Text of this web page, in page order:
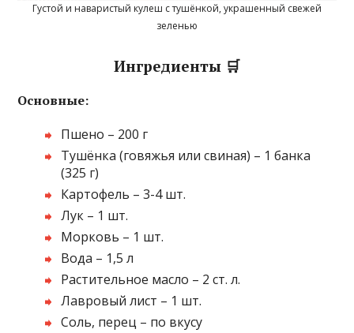
Густой и наваристый кулеш с тушёнкой, украшенный свежей
зеленью
Ингредиенты 🛒
Основные:
Пшено – 200 г
Тушёнка (говяжья или свиная) – 1 банка
(325 г)
Картофель – 3-4 шт.
Лук – 1 шт.
Морковь – 1 шт.
Вода – 1,5 л
Растительное масло – 2 ст. л.
Лавровый лист – 1 шт.
Соль, перец – по вкусу